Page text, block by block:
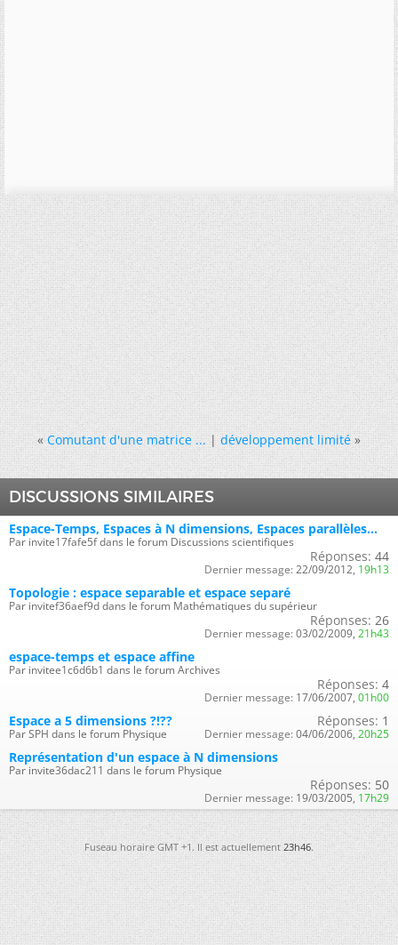
« Comutant d'une matrice ...|développement limité »
DISCUSSIONS SIMILAIRES
Espace-Temps, Espaces à N dimensions, Espaces parallèles...
Par invite17fafe5f dans le forum Discussions scientifiques
Réponses: 44
Dernier message: 22/09/2012, 19h13
Topologie : espace separable et espace separé
Par invitef36aef9d dans le forum Mathématiques du supérieur
Réponses: 26
Dernier message: 03/02/2009, 21h43
espace-temps et espace affine
Par invitee1c6d6b1 dans le forum Archives
Réponses: 4
Dernier message: 17/06/2007, 01h00
Espace a 5 dimensions ?!??
Par SPH dans le forum Physique
Réponses: 1
Dernier message: 04/06/2006, 20h25
Représentation d'un espace à N dimensions
Par invite36dac211 dans le forum Physique
Réponses: 50
Dernier message: 19/03/2005, 17h29
Fuseau horaire GMT +1. Il est actuellement23h46.